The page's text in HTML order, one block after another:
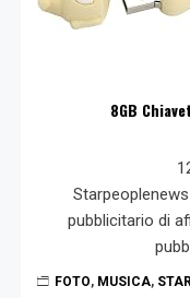
8GB
pubblicitario di
FOTO, MUSICA,